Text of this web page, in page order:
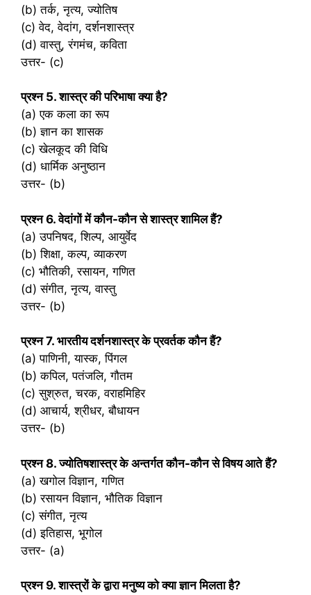
(b) तर्क, नृत्य, ज्योतिष
(c) वेद, वेदांग, दर्शनशास्त्र
(d) वास्तु, रंगमंच, कविता
उत्तर- (c)
प्रश्‍न 5. शास्त्र की परिभाषा क्या है?
(a) एक कला का रूप
(b) ज्ञान का शासक
(c) खेलकूद की विधि
(d) धार्मिक अनुष्ठान
उत्तर- (b)
प्रश्‍न 6. वेदांगों में कौन-कौन से शास्त्र शामिल हैं?
(a) उपनिषद, शिल्प, आयुर्वेद
(b) शिक्षा, कल्प, व्याकरण
(c) भौतिकी, रसायन, गणित
(d) संगीत, नृत्य, वास्तु
उत्तर- (b)
प्रश्‍न 7. भारतीय दर्शनशास्त्र के प्रवर्तक कौन हैं?
(a) पाणिनी, यास्क, पिंगल
(b) कपिल, पतंजलि, गौतम
(c) सुश्रुत, चरक, वराहमिहिर
(d) आचार्य, श्रीधर, बौधायन
उत्तर- (b)
प्रश्‍न 8. ज्योतिषशास्त्र के अन्तर्गत कौन-कौन से विषय आते हैं?
(a) खगोल विज्ञान, गणित
(b) रसायन विज्ञान, भौतिक विज्ञान
(c) संगीत, नृत्य
(d) इतिहास, भूगोल
उत्तर- (a)
प्रश्‍न 9. शास्त्रों के द्वारा मनुष्य को क्या ज्ञान मिलता है?